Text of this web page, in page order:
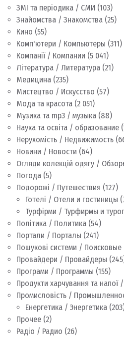
ЗМІ та періодика / СМИ (103)
Знайомства / Знакомства (25)
Кино (55)
Комп'ютери / Компьютеры (311)
Компанії / Компании (5 041)
Література / Литература (21)
Медицина (235)
Мистецтво / Искусство (57)
Мода та красота (2 051)
Музика та mp3 / музыка (88)
Наука та освіта / образование
Нерухомість / Недвижимость
Новини / Новости (64)
Огляди колекцій одягу /
Погода (5)
Подорожі / Путешествия (127)
Готелі / Отели и гостиницы
Турфірми / Турфирмы и
Політика / Политика (54)
Портали / Порталы (241)
Пошукові системи / Поисковые
Провайдери / Провайдеры
Програми / Программы (155)
Продукти харчування та напої
Промисловість /
Енергетика / Энергетика
Прочее (2)
Радіо / Радио (26)